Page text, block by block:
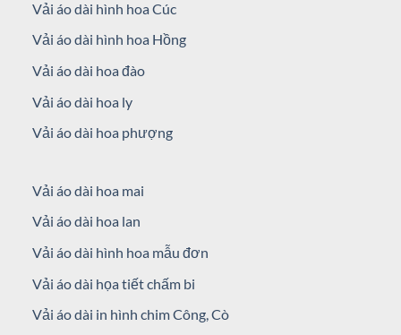
Vải áo dài hình hoa Cúc
Vải áo dài hình hoa Hồng
Vải áo dài hoa đào
Vải áo dài hoa ly
Vải áo dài hoa phượng
Vải áo dài hoa mai
Vải áo dài hoa lan
Vải áo dài hình hoa mẫu đơn
Vải áo dài họa tiết chấm bi
Vải áo dài in hình chim Công, Cò